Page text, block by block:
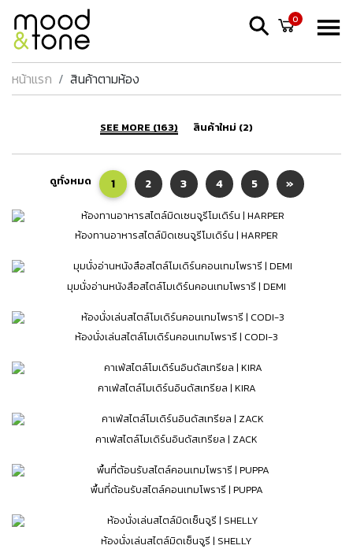
0
หน้าแรก สินค้าตามห้อง
SEE MORE (163) สินค้าใหม่ (2)
ดูทั้งหมด 1 2 3 4 5 »
ห้องทานอาหารสไตล์มิดเซนจูรีโมเดิร์น | HARPER
มุมนั่งอ่านหนังสือสไตล์โมเดิร์นคอนเทมโพรารี | DEMI
ห้องนั่งเล่นสไตล์โมเดิร์นคอนเทมโพรารี | CODI-3
คาเฟ่สไตล์โมเดิร์นอินดัสเทรียล | KIRA
คาเฟ่สไตล์โมเดิร์นอินดัสเทรียล | ZACK
พื้นที่ต้อนรับสไตล์คอนเทมโพรารี | PUPPA
ห้องนั่งเล่นสไตล์มิดเซ็นจูรี | SHELLY